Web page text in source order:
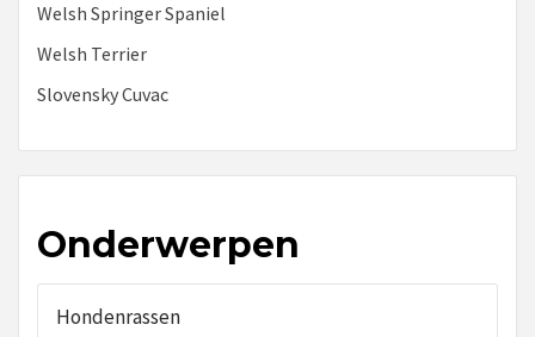
Welsh Springer Spaniel
Welsh Terrier
Slovensky Cuvac
Onderwerpen
Hondenrassen